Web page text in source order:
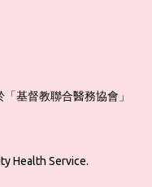
基督教聯合醫務協會」
Health Service.